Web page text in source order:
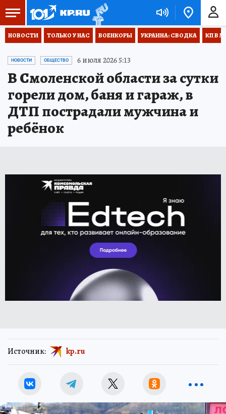
НОВОСТИ ТОЛЬКО У НАС ВОЕНКОРЫ УКРАИНА: СВОДКА КП В
НОВОСТИ ОБЩЕСТВО 6 июля 2026 5:13
В Смоленской области за сутки
горели дом, баня и гараж, в
ДТП пострадали мужчина и
ребёнок
Источник: kp.ru